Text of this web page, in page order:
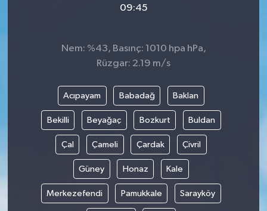
09:45
Nem: %43, Basınç: 1010 hpa hPa,
Rüzgar: 2.19 m/s
Acıpayam Babadağ Baklan
Bekilli Beyağaç Bozkurt Buldan
Çal Çameli Çardak Çivril
Güney Honaz Kale
Merkezefendi Pamukkale Sarayköy
Politika
Siyaset
Spor